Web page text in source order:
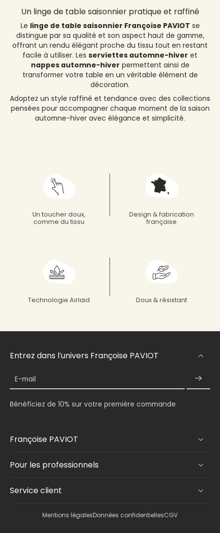
Un linge de table saisonnier pratique et raffiné
Le linge de table saisonnier Françoise PAVIOT se
distingue par sa qualité et son aspect haut de gamme,
offrant un rendu élégant proche du tissu tout en restant
facile à utiliser. Les serviettes automne-hiver et
nappes automne-hiver permettent ainsi de
transformer votre table en un véritable élément de
décoration.
Adoptez un style raffiné et tendance avec des collections
pensées pour accompagner chaque moment de la saison
automne-hiver avec élégance et simplicité.
Un toucher doux,
comme du tissu
Design & fabrication
française
Technologie Airlaid Doux & résistant
Entrez dans l’univers Françoise PAVIOT
E-mail
Bénéficiez de 10% sur votre première commande
Françoise PAVIOT
Pour les professionnels
Service client
Mentions légalesDonnées confidentiellesCGV